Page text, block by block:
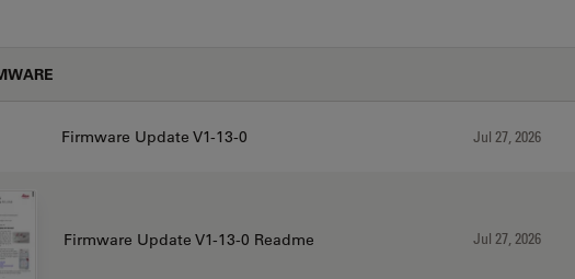
Firmware Update V1-13-0 Jul 27, 2026
Firmware Update V1-13-0 Readme Jul 27, 2026